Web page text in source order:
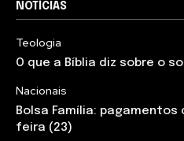
NOTÍCIAS
Teologia
O que a Bíblia diz sobre o
Nacionais
Bolsa Família:
feira (23)